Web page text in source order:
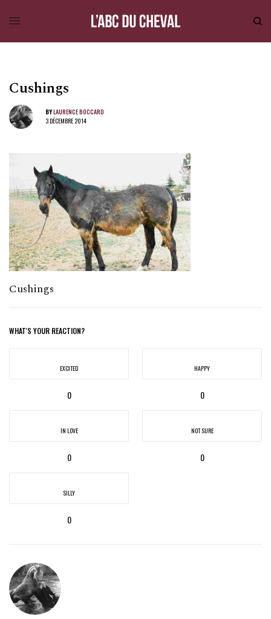
Cushings
BYLAURENCE BOCCARD
3 DÉCEMBRE 2014
Cushings
WHAT'S YOUR REACTION?
EXCITED
0
HAPPY
0
IN LOVE
0
NOT SURE
0
SILLY
0